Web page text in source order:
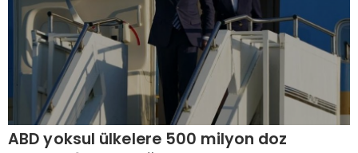
ABD yoksul ülkelere 500 milyon doz